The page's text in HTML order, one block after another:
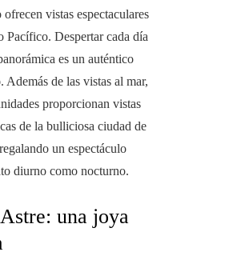
ofrecen vistas espectaculares
Pacífico. Despertar cada día
es un auténtico
Además de las vistas al mar,
proporcionan vistas
de la bulliciosa ciudad de
un espectáculo
diurno como nocturno.
una joya